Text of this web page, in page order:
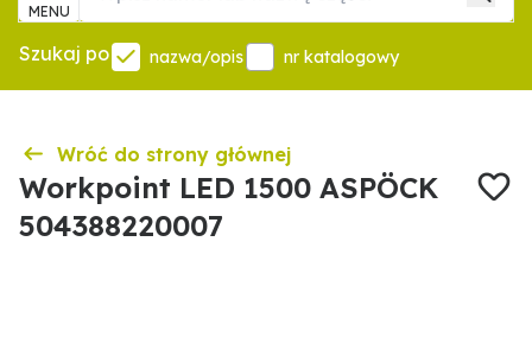
MENU
Szukaj po nazwa/opis nr katalogowy
Wróć do strony głównej
Workpoint LED 1500 ASPÖCK
504388220007